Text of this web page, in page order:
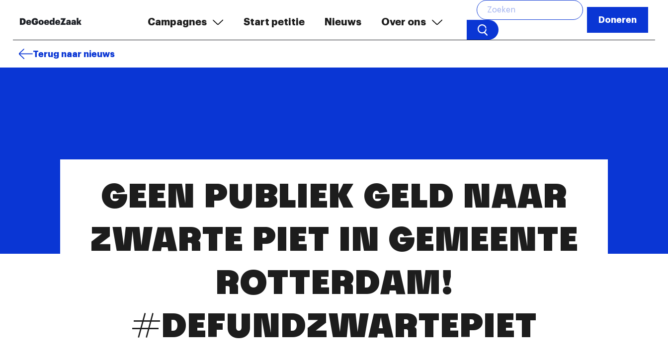
Campagnes Start petitie Nieuws Over ons Doneren
Terug naar nieuws
GEEN PUBLIEK GELD NAAR
ZWARTE PIET IN GEMEENTE
ROTTERDAM!
#DEFUNDZWARTEPIET